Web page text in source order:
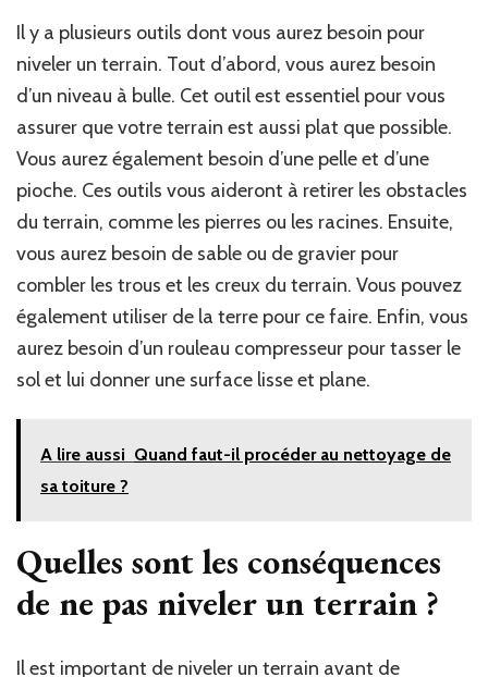
Il y a plusieurs outils dont vous aurez besoin pour
niveler un terrain. Tout d’abord, vous aurez besoin
d’un niveau à bulle. Cet outil est essentiel pour vous
assurer que votre terrain est aussi plat que possible.
Vous aurez également besoin d’une pelle et d’une
pioche. Ces outils vous aideront à retirer les obstacles
du terrain, comme les pierres ou les racines. Ensuite,
vous aurez besoin de sable ou de gravier pour
combler les trous et les creux du terrain. Vous pouvez
également utiliser de la terre pour ce faire. Enfin, vous
aurez besoin d’un rouleau compresseur pour tasser le
sol et lui donner une surface lisse et plane.
A lire aussi Quand faut-il procéder au nettoyage de
sa toiture ?
Quelles sont les conséquences
de ne pas niveler un terrain ?
Il est important de niveler un terrain avant de